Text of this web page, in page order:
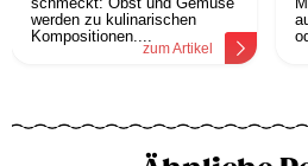
werden zu kulinarischen
Kompositionen....
zum Artikel